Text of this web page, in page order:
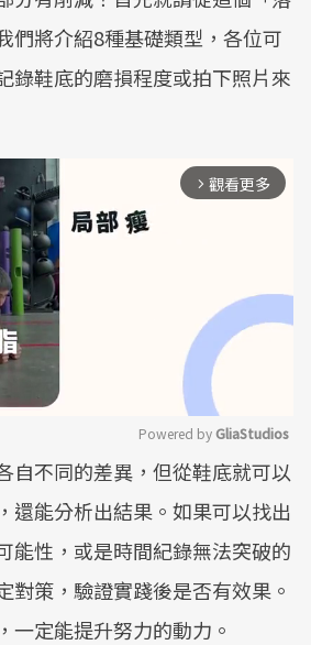
們將介紹8種基礎類型，各位可
錄鞋底的磨損程度或拍下照片來
arrow_forward_ios 觀看更多
Mute
Powered by GliaStudios
自不同的差異，但從鞋底就可以
還能分析出結果。如果可以找出
能性，或是時間紀錄無法突破的
對策，驗證實踐後是否有效果。
一定能提升努力的動力。